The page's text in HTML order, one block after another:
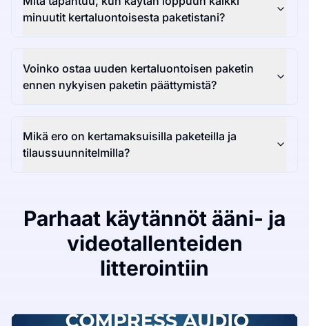
minuutit kertaluontoisesta paketistani?
Voinko ostaa uuden kertaluontoisen paketin
ennen nykyisen paketin päättymistä?
Mikä ero on kertamaksuisilla paketeilla ja
tilaussuunnitelmilla?
Parhaat käytännöt ääni- ja
videotallenteiden
litterointiin